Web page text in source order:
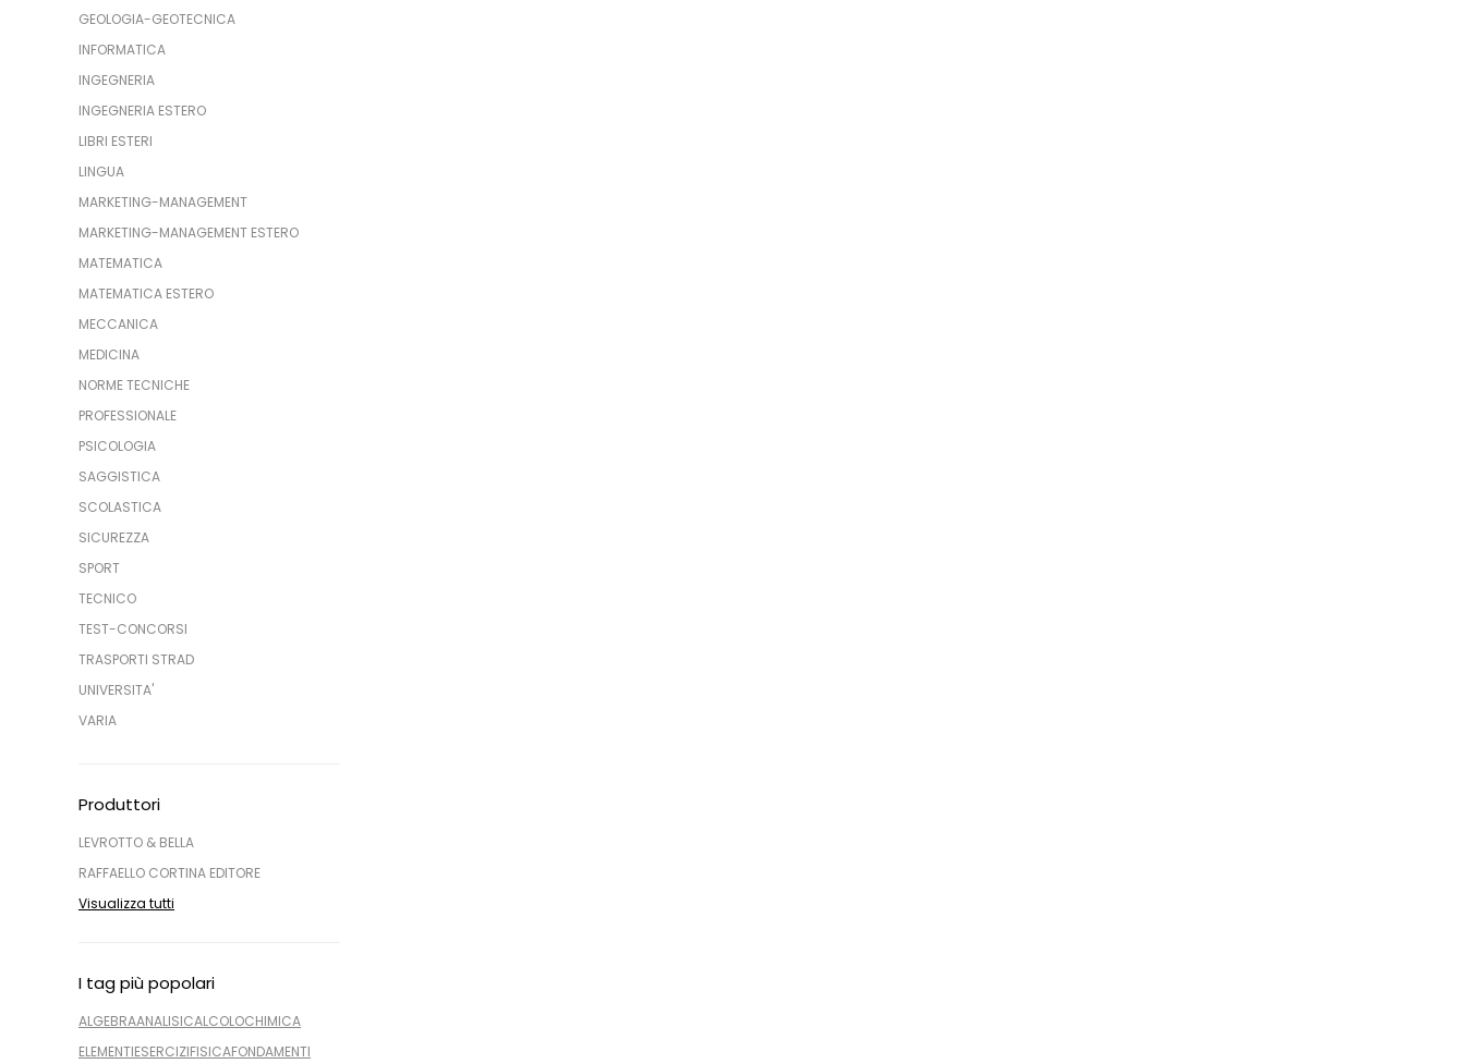
GEOLOGIA-GEOTECNICA
INFORMATICA
INGEGNERIA
INGEGNERIA ESTERO
LIBRI ESTERI
LINGUA
MARKETING-MANAGEMENT
MARKETING-MANAGEMENT ESTERO
MATEMATICA
MATEMATICA ESTERO
MECCANICA
MEDICINA
NORME TECNICHE
PROFESSIONALE
PSICOLOGIA
SAGGISTICA
SCOLASTICA
SICUREZZA
SPORT
TECNICO
TEST-CONCORSI
TRASPORTI STRAD
UNIVERSITA'
VARIA
Produttori
LEVROTTO & BELLA
RAFFAELLO CORTINA EDITORE
Visualizza tutti
I tag più popolari
ALGEBRAANALISICALCOLOCHIMICA
ELEMENTIESERCIZIFISICAFONDAMENTI